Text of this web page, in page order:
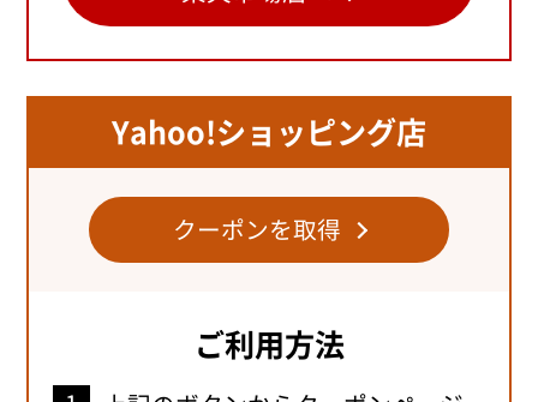
Yahoo!ショッピング店
クーポンを取得
ご利用方法